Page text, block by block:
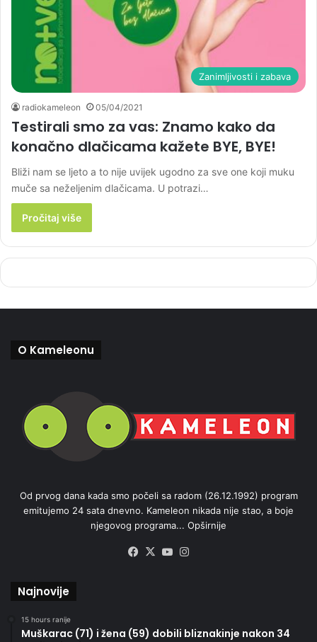
Zanimljivosti i zabava
radiokameleon 05/04/2021
Testirali smo za vas: Znamo kako da
konačno dlačicama kažete BYE, BYE!
Bliži nam se ljeto a to nije uvijek ugodno za sve one koji muku
muče sa neželjenim dlačicama. U potrazi…
Pročitaj više
O Kameleonu
Od prvog dana kada smo počeli sa radom (26.12.1992) program
emitujemo 24 sata dnevno. Kameleon nikada nije stao, a boje
njegovog programa... Opširnije
Facebook
X YouTube
Najnovije
15 hours ranije
Muškarac (71) i žena (59) dobili bliznakinje nakon 34